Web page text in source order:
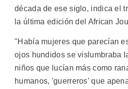
década de ese siglo, indica el
la última edición del African
"Había mujeres que parecían
ojos hundidos se vislumbraba
niños que lucían más como
humanos, 'guerreros' que